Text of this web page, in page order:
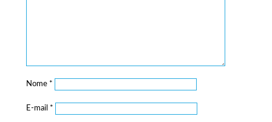
Nome *
E-mail *